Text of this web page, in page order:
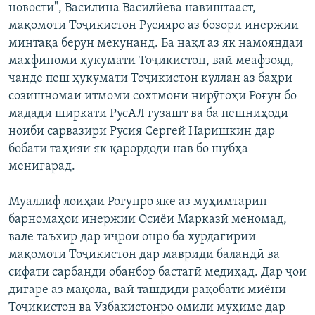
ОЗОДӢ ОНЛАЙН
НИГОРИСТОН
ГУЗОРИШҲОИ РАДИОӢ
РӮЙХАТҲО
КИТОБҲОИ ОЗОДӢ
Русский
ПАЙГИРӢ КУНЕД
Ҳамаи сомонаҳои RFE/RL
новости", Василина Василйева навиштааст,
мақомоти Тоҷикистон Русияро аз бозори инержии
минтақа берун мекунанд. Ба нақл аз як намояндаи
махфиноми ҳукумати Тоҷикистон, вай меафзояд,
чанде пеш ҳукумати Тоҷикистон куллан аз баҳри
созишномаи итмоми сохтмони нирӯгоҳи Роғун бо
мадади ширкати РусАЛ гузашт ва ба пешниҳоди
ноиби сарвазири Русия Сергей Наришкин дар
бобати таҳияи як қарордоди нав бо шубҳа
менигарад.
Муаллиф лоиҳаи Роғунро яке аз муҳимтарин
барномаҳои инержии Осиёи Марказӣ меномад,
вале таъхир дар иҷрои онро ба хурдагирии
мақомоти Тоҷикистон дар мавриди баландӣ ва
сифати сарбанди обанбор бастагӣ медиҳад. Дар ҷои
дигаре аз мақола, вай ташдиди рақобати миёни
Тоҷикистон ва Узбакистонро омили муҳиме дар